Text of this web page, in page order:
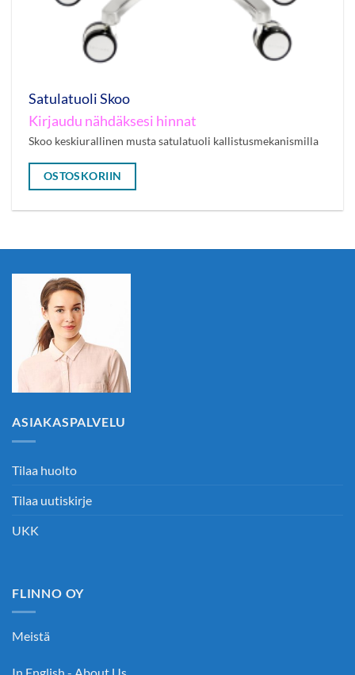
Satulatuoli Skoo
Kirjaudu nähdäksesi hinnat
Skoo keskiurallinen musta satulatuoli kallistusmekanismilla
OSTOSKORIIN
ASIAKASPALVELU
Tilaa huolto
Tilaa uutiskirje
UKK
FLINNO OY
Meistä